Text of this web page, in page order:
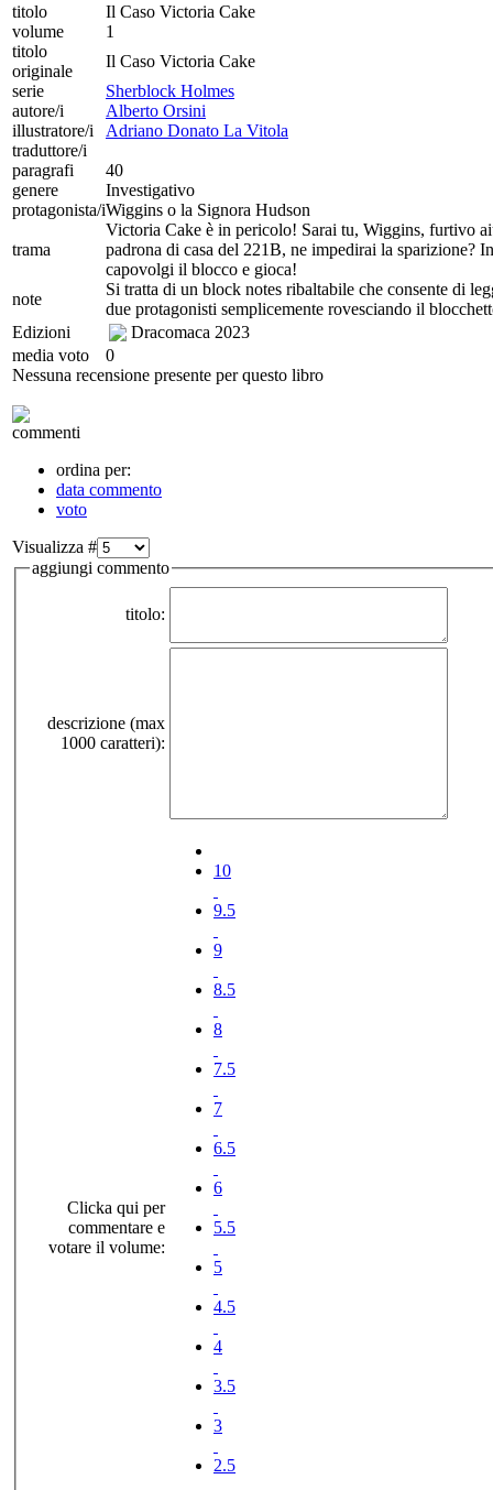
titolo
Il Caso Victoria Cake
volume
1
titolo
originale
Il Caso Victoria Cake
serie
Sherblock Holmes
autore/i
Alberto Orsini
illustratore/i
Adriano Donato La Vitola
traduttore/i
paragrafi
40
genere
Investigativo
protagonista/iWiggins o la Signora Hudson
trama
Victoria Cake è in pericolo! Sarai tu, Wiggins, furtivo
padrona di casa del 221B, ne impedirai la sparizione?
capovolgi il blocco e gioca!
note
Si tratta di un block notes ribaltabile che consente di
due protagonisti semplicemente rovesciando il
Edizioni
Dracomaca 2023
media voto
0
Nessuna recensione presente per questo libro
commenti
ordina per:
data commento
voto
Visualizza #
aggiungi commento
titolo:
descrizione (max
1000 caratteri):
Clicka qui per
commentare e
votare il volume:
10
9.5
9
8.5
8
7.5
7
6.5
6
5.5
5
4.5
4
3.5
3
2.5